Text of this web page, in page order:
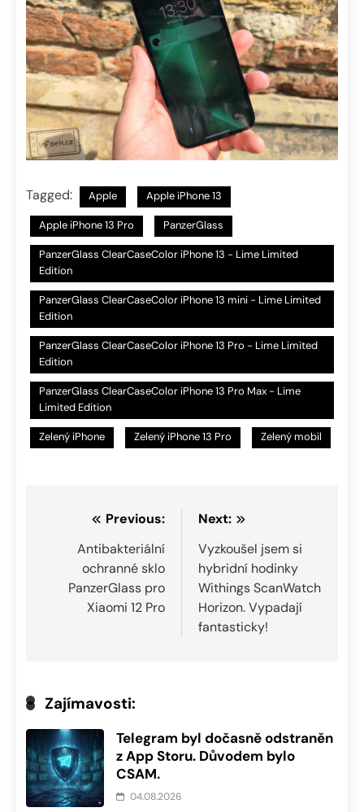
Tagged: Apple Apple iPhone 13
Apple iPhone 13 Pro PanzerGlass
PanzerGlass ClearCaseColor iPhone 13 - Lime Limited
Edition
PanzerGlass ClearCaseColor iPhone 13 mini - Lime Limited
Edition
PanzerGlass ClearCaseColor iPhone 13 Pro - Lime Limited
Edition
PanzerGlass ClearCaseColor iPhone 13 Pro Max - Lime
Limited Edition
Zelený iPhone Zelený iPhone 13 Pro Zelený mobil
Navigace
příspěvek
Previous:
Antibakteriální
ochranné sklo
PanzerGlass pro
Xiaomi 12 Pro
Next:
Vyzkoušel jsem si
hybridní hodinky
Withings ScanWatch
Horizon. Vypadají
fantasticky!
Zajímavosti:
Telegram byl dočasně odstraněn
z App Storu. Důvodem bylo
CSAM.
04.08.2026